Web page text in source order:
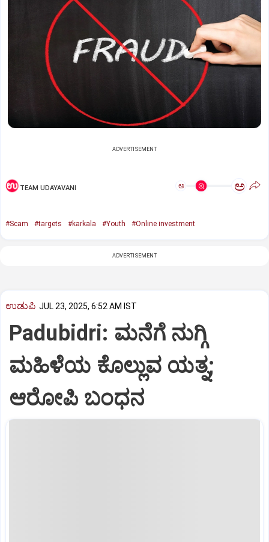
ADVERTISEMENT
TEAM UDAYAVANI ಅ ಅ
#Scam #targets #karkala #Youth #Online investment
ADVERTISEMENT
ಉಡುಪಿ JUL 23, 2025, 6:52 AM IST
Padubidri: ಮನೆಗೆ ನುಗ್ಗಿ
ಮಹಿಳೆಯ ಕೊಲ್ಲುವ ಯತ್ನ;
ಆರೋಪಿ ಬಂಧನ